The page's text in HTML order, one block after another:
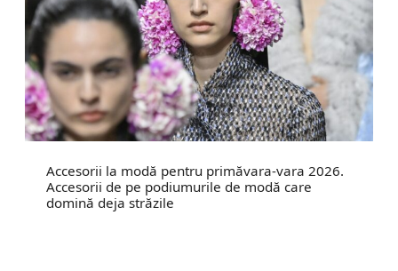
Accesorii la modă pentru primăvara-vara 2026.
Accesorii de pe podiumurile de modă care
domină deja străzile